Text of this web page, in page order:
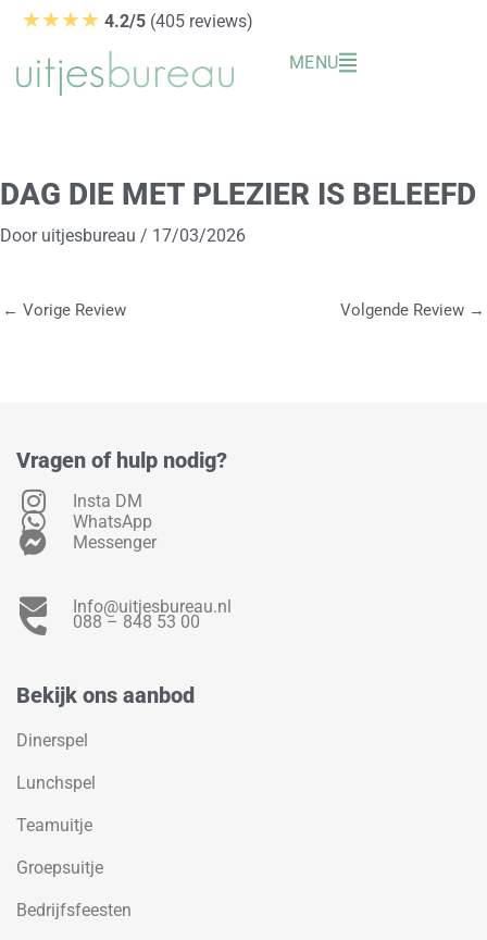
de
★★★★ 4.2/5 (405 reviews)
MENU
DAG DIE MET PLEZIER IS BELEEFD
Door uitjesbureau / 17/03/2026
← Vorige Review Volgende Review →
Vragen of hulp nodig?
Insta DM
WhatsApp
Messenger
Info@uitjesbureau.nl
088 – 848 53 00
Bekijk ons aanbod
Dinerspel
Lunchspel
Teamuitje
Groepsuitje
Bedrijfsfeesten